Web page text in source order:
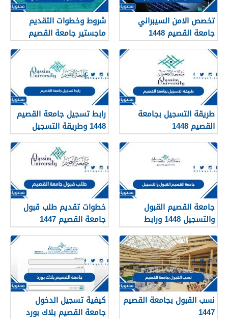
تخصص الامن السيبراني
جامعة القصيم 1448
الشروط ومعدل القبول
شروط وخطوات التقديم
ماجستير جامعة القصيم
1448 / 2026
طريقة التسجيل بجامعة
القصيم 1448
رابط تسجيل جامعة القصيم
1448 وطريقة التسجيل
بالتفصيل
جامعة القصيم القبول
والتسجيل 1448 ورابط
التقديم في الجامعة
خطوات تقديم طلب قبول
جامعة القصيم 1447
نسب القبول بجامعة القصيم
1447
كيفية تسجيل الدخول
جامعة القصيم بلاك بورد